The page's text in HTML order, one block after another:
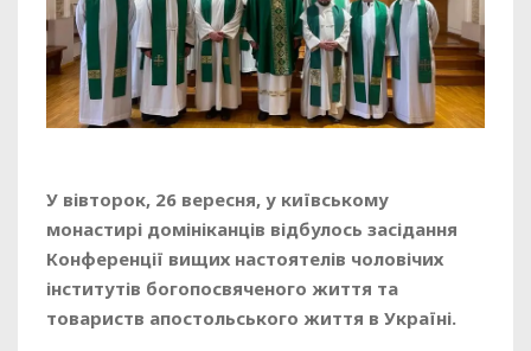
У вівторок, 26 вересня, у київському
монастирі домініканців відбулось засідання
Конференції вищих настоятелів чоловічих
інститутів богопосвяченого життя та
товариств апостольського життя в Україні.